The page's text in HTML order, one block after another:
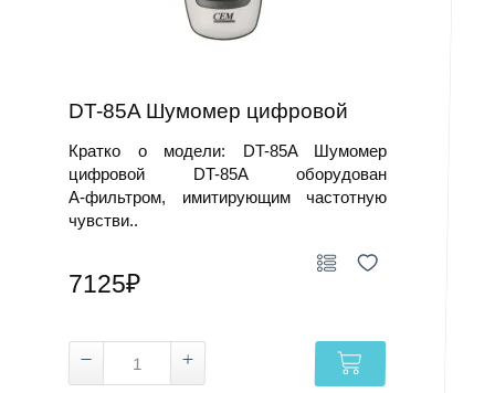
DT-85A Шумомер цифровой
Кратко о модели: DT-85A Шумомер
цифровой DT-85A оборудован
A‑фильтром, имитирующим частотную
чувстви..
7125₽